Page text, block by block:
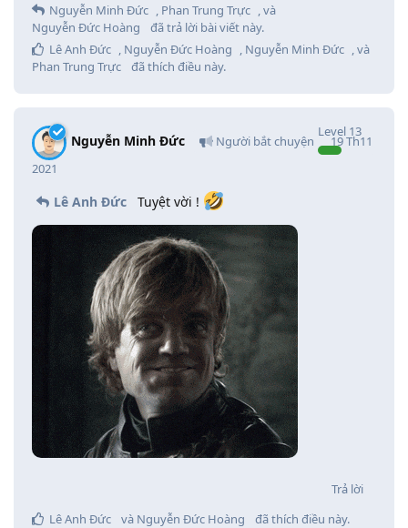
Nguyễn Minh Đức , Phan Trung Trực , và
Nguyễn Đức Hoàng
đã trả lời bài viết này.
Lê Anh Đức , Nguyễn Đức Hoàng , Nguyễn Minh Đức , và
Phan Trung Trực
đã thích điều này.
Nguyễn Minh Đức Người bắt chuyện
Level 13
19 Th11
2021
Lê Anh Đức Tuyệt vời !
Trả lời
Lê Anh Đức
và Nguyễn Đức Hoàng đã thích điều này.